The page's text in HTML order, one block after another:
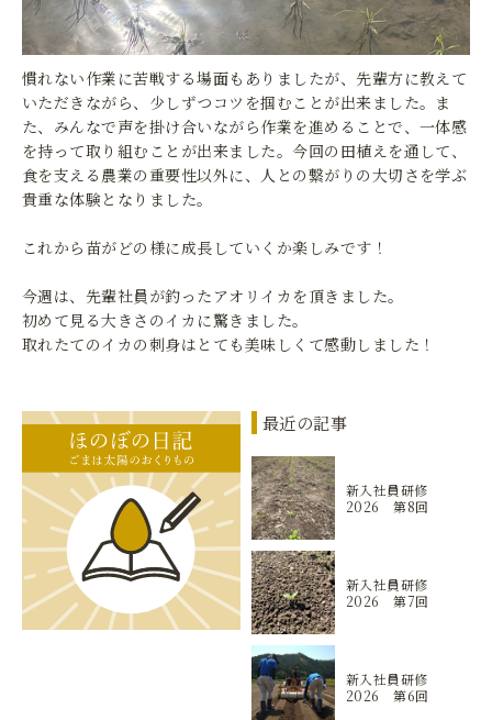
慣れない作業に苦戦する場面もありましたが、先輩方に教えて
いただきながら、少しずつコツを掴むことが出来ました。ま
た、みんなで声を掛け合いながら作業を進めることで、一体感
を持って取り組むことが出来ました。今回の田植えを通して、
食を支える農業の重要性以外に、人との繋がりの大切さを学ぶ
貴重な体験となりました。
これから苗がどの様に成長していくか楽しみです！
今週は、先輩社員が釣ったアオリイカを頂きました。
初めて見る大きさのイカに驚きました。
取れたてのイカの刺身はとても美味しくて感動しました！
最近の記事
新入社員研修
2026 第8回
新入社員研修
2026 第7回
新入社員研修
2026 第6回